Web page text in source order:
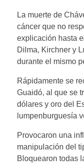
La muerte de
cáncer que no
explicación hasta
Dilma, Kirchner y
durante el mismo
Rápidamente se
Guaidó, al que se
dólares y oro del
lumpenburguesía
Provocaron una
manipulación del
Bloquearon todas